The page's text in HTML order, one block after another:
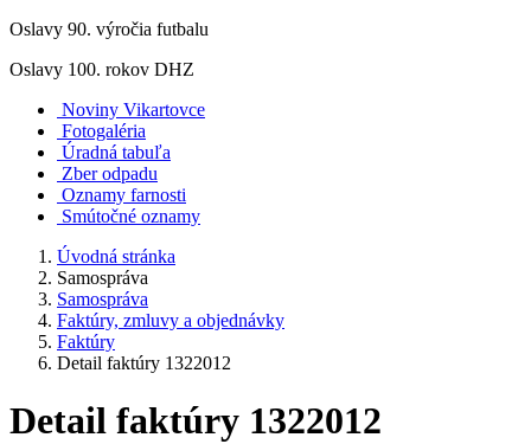
Oslavy 90. výročia futbalu
Oslavy 100. rokov DHZ
Noviny Vikartovce
Fotogaléria
Úradná tabuľa
Zber odpadu
Oznamy farnosti
Smútočné oznamy
Úvodná stránka
Samospráva
Samospráva
Faktúry, zmluvy a objednávky
Faktúry
Detail faktúry 1322012
Detail faktúry 1322012